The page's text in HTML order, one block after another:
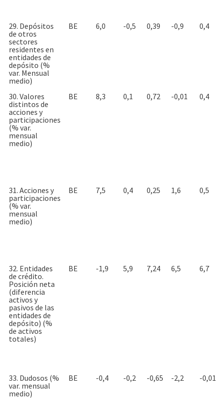
29. Depósitos
de otros
sectores
residentes en
entidades de
depósito (%
var. Mensual
medio)
BE 6,0 -0,5 0,39 -0,9 0,4
30. Valores
distintos de
acciones y
participaciones
(% var.
mensual
medio)
BE 8,3 0,1 0,72 -0,01 0,4
31. Acciones y
participaciones
(% var.
mensual
medio)
BE 7,5 0,4 0,25 1,6 0,5
32. Entidades
de crédito.
Posición neta
(diferencia
activos y
pasivos de las
entidades de
depósito) (%
de activos
totales)
BE -1,9 5,9 7,24 6,5 6,7
33. Dudosos (%
var. mensual
medio)
BE -0,4 -0,2 -0,65 -2,2 -0,01